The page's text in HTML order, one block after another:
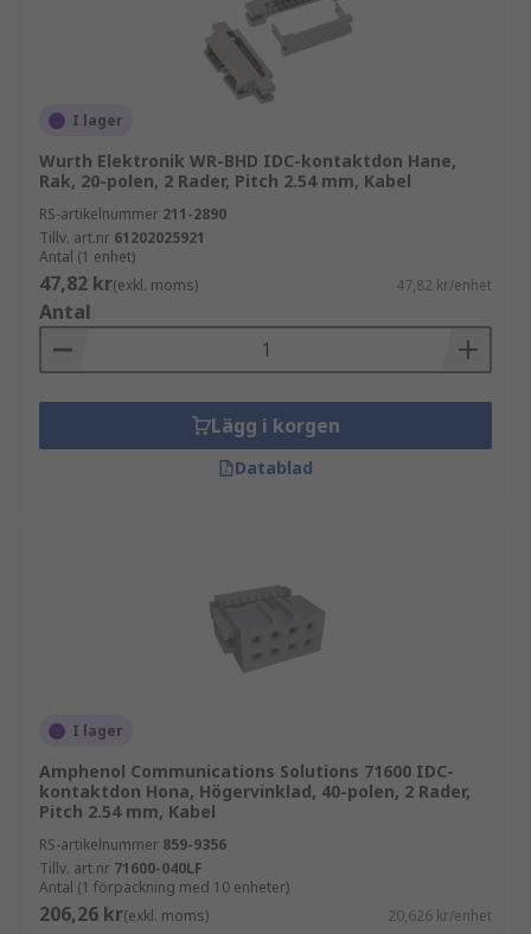
I lager
Wurth Elektronik WR-BHD IDC-kontaktdon Hane,
Rak, 20-polen, 2 Rader, Pitch 2.54 mm, Kabel
RS-artikelnummer 211-2890
Tillv. art.nr 61202025921
Antal (1 enhet)
47,82 kr(exkl. moms) 47,82 kr/enhet
Antal
Lägg i korgen
Datablad
I lager
Amphenol Communications Solutions 71600 IDC-
kontaktdon Hona, Högervinklad, 40-polen, 2 Rader,
Pitch 2.54 mm, Kabel
RS-artikelnummer 859-9356
Tillv. art.nr 71600-040LF
Antal (1 förpackning med 10 enheter)
206,26 kr(exkl. moms) 20,626 kr/enhet